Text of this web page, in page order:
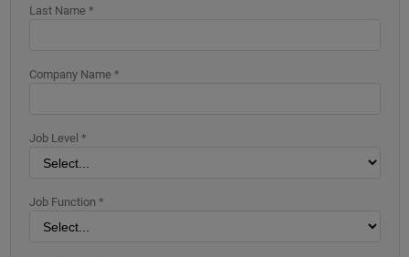
Last Name *
Company Name *
Job Level *
Job Function *